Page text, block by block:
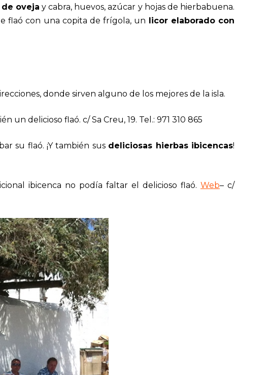
oveja y cabra, huevos, azúcar y hojas de hierbabuena.
flaó con una copita de frígola, un
licor elaborado con
donde sirven alguno de los mejores de la isla.
un delicioso flaó. c/ Sa Creu, 19. Tel.: 971 310 865
su flaó. ¡Y también sus deliciosas hierbas ibicencas!
ibicenca no podía faltar el delicioso flaó. Web– c/